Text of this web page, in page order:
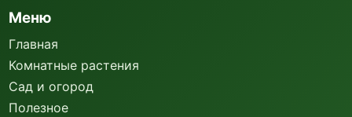
Меню
Главная
Комнатные растения
Сад и огород
Полезное